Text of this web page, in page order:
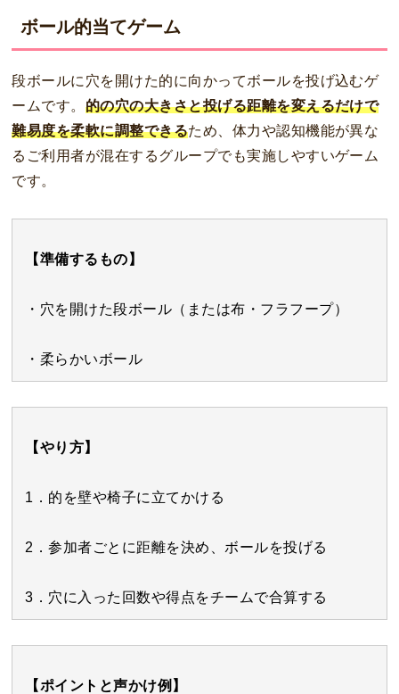
ボール的当てゲーム
段ボールに穴を開けた的に向かってボールを投げ込むゲ
ームです。 的の穴の大きさと投げる距離を変えるだけで
難易度を柔軟に調整できるため、体力や認知機能が異な
るご利用者が混在するグループでも実施しやすいゲーム
です。
【準備するもの】
・穴を開けた段ボール（または布・フラフープ）
・柔らかいボール
【やり方】
1．的を壁や椅子に立てかける
2．参加者ごとに距離を決め、ボールを投げる
3．穴に入った回数や得点をチームで合算する
【ポイントと声かけ例】